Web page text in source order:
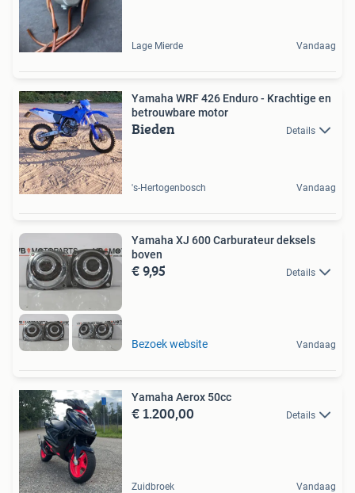
Lage Mierde Vandaag
Yamaha WRF 426 Enduro - Krachtige en
betrouwbare motor
Bieden Details
's-Hertogenbosch Vandaag
Yamaha XJ 600 Carburateur deksels
boven
€ 9,95 Details
Bezoek website Vandaag
Yamaha Aerox 50cc
€ 1.200,00 Details
Zuidbroek Vandaag